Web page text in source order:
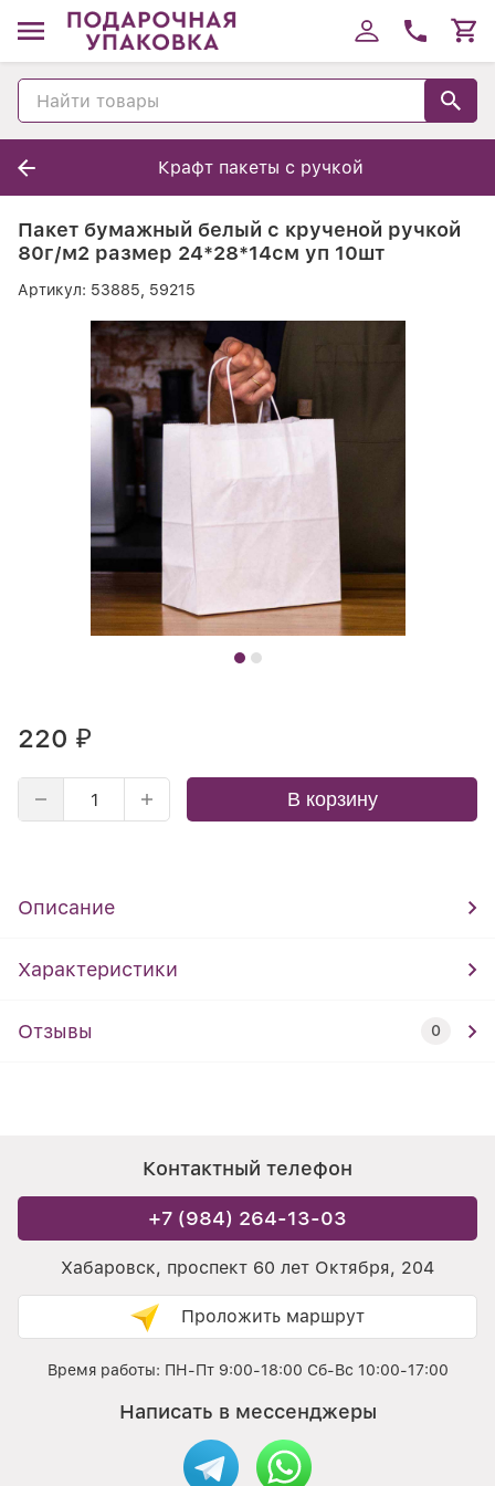
Крафт пакеты с ручкой
Пакет бумажный белый с крученой ручкой
80г/м2 размер 24*28*14см уп 10шт
Артикул: 53885, 59215
220 ₽
В корзину
Описание
Характеристики
Отзывы 0
Контактный телефон
+7 (984) 264-13-03
Хабаровск, проспект 60 лет Октября, 204
Проложить маршрут
Время работы: ПН-Пт 9:00-18:00 Сб-Вс 10:00-17:00
Написать в мессенджеры